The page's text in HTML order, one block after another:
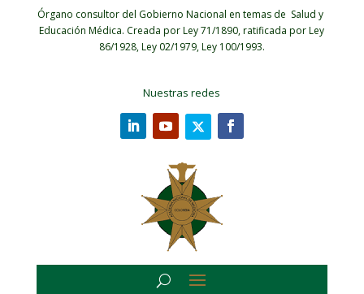
Órgano consultor del Gobierno Nacional en temas de Salud y
Educación Médica. Creada por Ley 71/1890, ratificada por Ley
86/1928, Ley 02/1979, Ley 100/1993.
Nuestras redes